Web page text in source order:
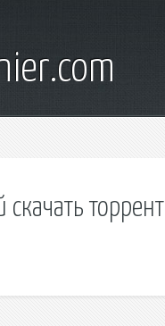
торрент